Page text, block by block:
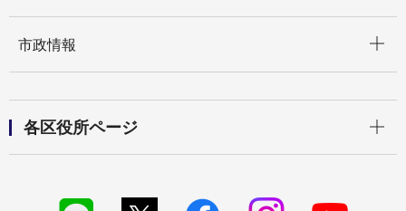
市政情報
各区役所ページ